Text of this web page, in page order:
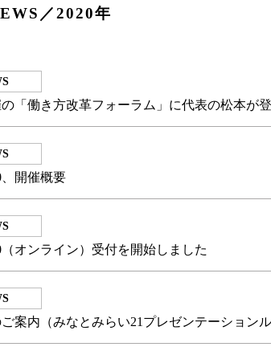
／2020年
「働き方改革フォーラム」に代表の松本が
開催概要
オンライン）受付を開始しました
案内（みなとみらい21プレゼンテーションル